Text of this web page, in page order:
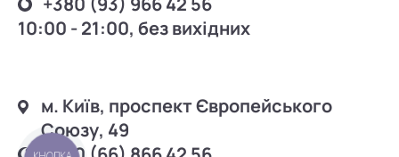
10:00 - 21:00, без вихідних
м. Київ, проспект Європейського
Союзу, 49